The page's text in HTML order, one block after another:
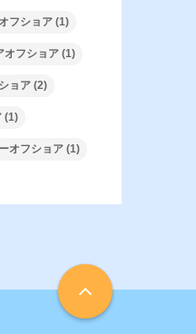
フショア (1)
オフショア (1)
ョア (2)
(1)
オフショア (1)